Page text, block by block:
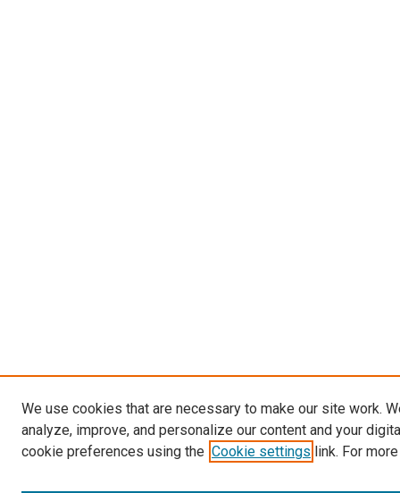
We use cookies that are necessary to make our site work.
analyze, improve, and personalize our content and your
cookie preferences using the Cookie settings link. For